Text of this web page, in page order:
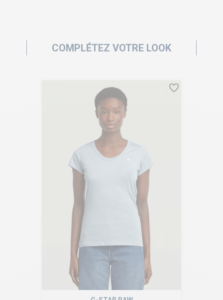
COMPLÉTEZ VOTRE LOOK